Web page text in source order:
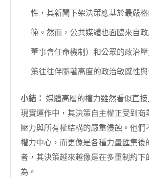
性，其新聞下架決策應基於最嚴
範。然而，公共媒體也面臨來自
董事會任命機制）和公眾的政治
策往往伴隨著高度的政治敏感性與
小結： 媒體高層的權力雖然看似直
現實運作中，其決策自主權正受到商
壓力與所有權結構的嚴重侵蝕。他們
權力中心，而更像是各種力量匯集後
者，其決策越來越像是在多重制約下
為。